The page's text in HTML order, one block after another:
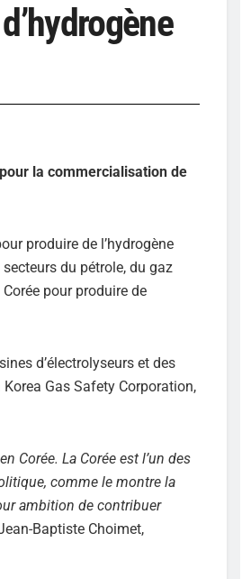
la commercialisation de
produire de l’hydrogène
du pétrole, du gaz
pour produire de
d’électrolyseurs et des
Gas Safety Corporation,
Corée. La Corée est l’un des
comme le montre la
ambition de contribuer
Baptiste Choimet,